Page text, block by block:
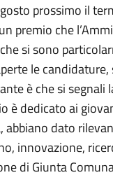
prossimo il
un premio che
si sono
le
è che si
è dedicato ai
dato
innovazione,
di Giunta